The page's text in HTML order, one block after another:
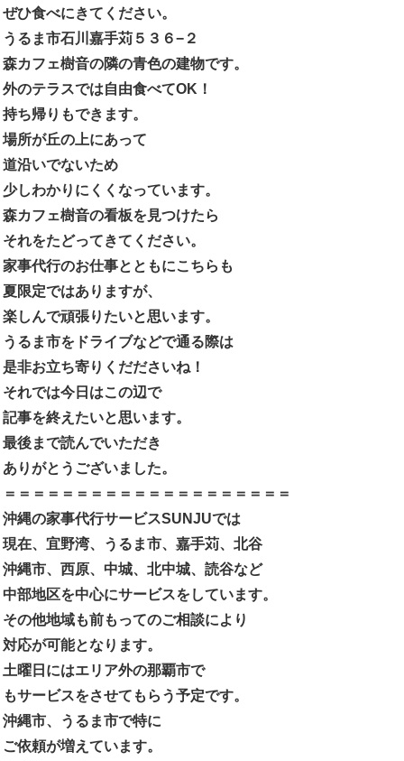
ぜひ食べにきてください。
うるま市石川嘉手苅５３６−２
森カフェ樹音の隣の青色の建物です。
外のテラスでは自由食べてOK！
持ち帰りもできます。
場所が丘の上にあって
道沿いでないため
少しわかりにくくなっています。
森カフェ樹音の看板を見つけたら
それをたどってきてください。
家事代行のお仕事とともにこちらも
夏限定ではありますが、
楽しんで頑張りたいと思います。
うるま市をドライブなどで通る際は
是非お立ち寄りくだださいね！
それでは今日はこの辺で
記事を終えたいと思います。
最後まで読んでいただき
ありがとうございました。
＝＝＝＝＝＝＝＝＝＝＝＝＝＝＝＝＝＝＝＝
沖縄の家事代行サービスSUNJUでは
現在、宜野湾、うるま市、嘉手苅、北谷
沖縄市、西原、中城、北中城、読谷など
中部地区を中心にサービスをしています。
その他地域も前もってのご相談により
対応が可能となります。
土曜日にはエリア外の那覇市で
もサービスをさせてもらう予定です。
沖縄市、うるま市で特に
ご依頼が増えています。